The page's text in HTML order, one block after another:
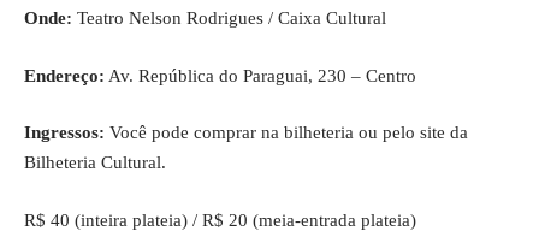
Onde: Teatro Nelson Rodrigues / Caixa Cultural
Endereço: Av. República do Paraguai, 230 – Centro
Ingressos: Você pode comprar na bilheteria ou pelo site da
Bilheteria Cultural.
R$ 40 (inteira plateia) / R$ 20 (meia-entrada plateia)